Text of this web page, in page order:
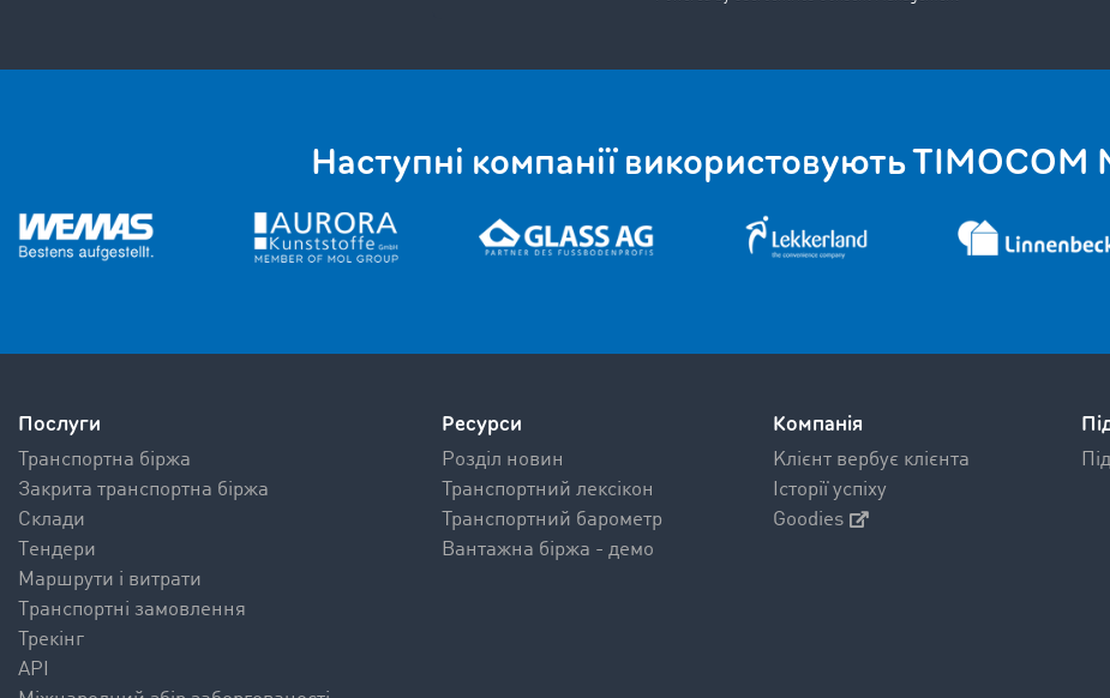
Наступні компанії використовують
Послуги
Транспортна біржа
Закрита транспортна біржа
Склади
Tендери
Mаршрути і витрати
Tранспортні замовлення
Трекінг
API
Ресурси
Pозділ новин
Транспортний лексікон
Транспортний барометр
Вантажна біржа - демо
Компанія
Kлієнт вербує клієнта
Історії успіху
Goodies